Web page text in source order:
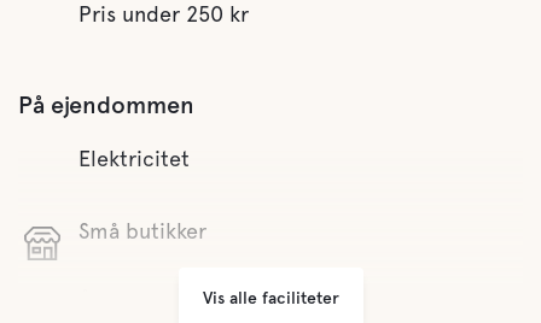
Pris under 250 kr
På ejendommen
Elektricitet
Små butikker
Åben hele året rundt
Vis alle faciliteter